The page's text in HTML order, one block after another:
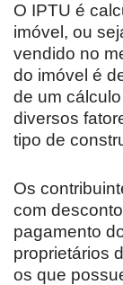
O IPTU é
imóvel, ou
vendido no
do imóvel é
de um
diversos
tipo de
Os
com
pagamento
proprietários
os que